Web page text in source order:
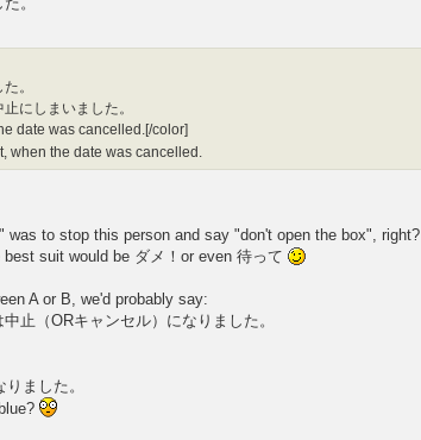
。
にしまいました。
date was cancelled.[/color]
when the date was cancelled.
to stop this person and say "don't open the box", right?
suit would be ダメ！or even 待って
A or B, we'd probably say:
止（ORキャンセル）になりました。
ました。